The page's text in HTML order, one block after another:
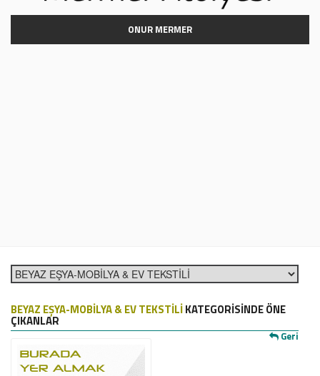
ONUR MERMER
BEYAZ EŞYA-MOBİLYA & EV TEKSTİLİKATEGORİSİNDE ÖNE
ÇIKANLAR
Geri